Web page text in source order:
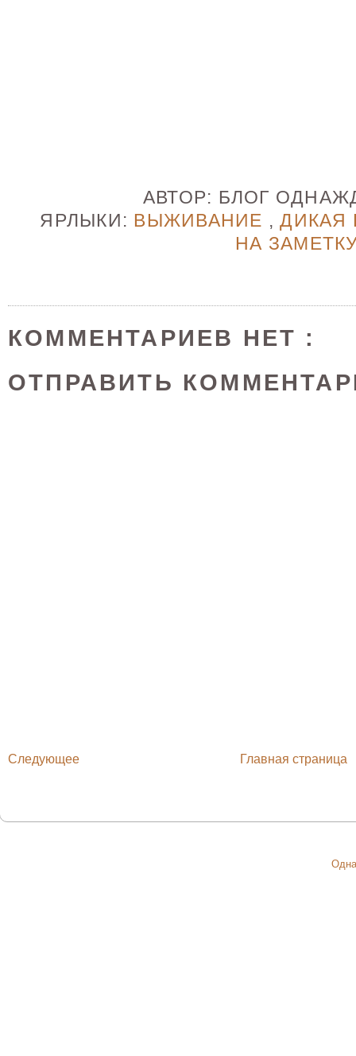
АВТОР: БЛОГ
ЯРЛЫКИ: ВЫЖИВАНИЕ ,ДИКАЯ
НА
КОММЕНТАРИЕВ НЕТ :
ОТПРАВИТЬ
Следующее Главная страница